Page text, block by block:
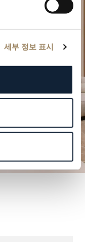
세부 정보 표시
하세요
만나보십시오.